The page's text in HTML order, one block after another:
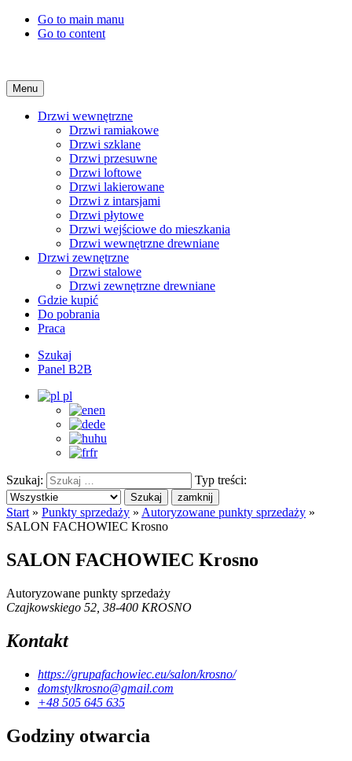
Go to main manu
Go to content
Menu
Drzwi wewnętrzne
Drzwi ramiakowe
Drzwi szklane
Drzwi przesuwne
Drzwi loftowe
Drzwi lakierowane
Drzwi z intarsjami
Drzwi płytowe
Drzwi wejściowe do mieszkania
Drzwi wewnętrzne drewniane
Drzwi zewnętrzne
Drzwi stalowe
Drzwi zewnętrzne drewniane
Gdzie kupić
Do pobrania
Praca
Szukaj
Panel B2B
pl
en
de
hu
fr
Szukaj: Typ treści:
Szukaj zamknij
Start » Punkty sprzedaży » Autoryzowane punkty sprzedaży »
SALON FACHOWIEC Krosno
SALON FACHOWIEC Krosno
Autoryzowane punkty sprzedaży
Czajkowskiego 52, 38-400 KROSNO
Kontakt
https://grupafachowiec.eu/salon/krosno/
domstylkrosno@gmail.com
+48 505 645 635
Godziny otwarcia